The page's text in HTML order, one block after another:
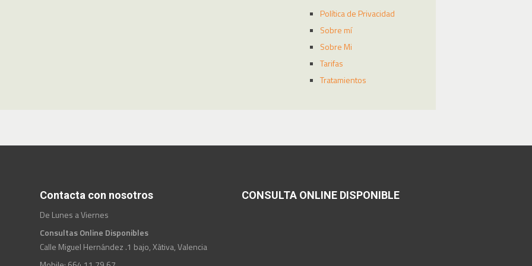
Política de Privacidad
Sobre mí
Sobre Mi
Tarifas
Tratamientos
Contacta con nosotros
De Lunes a Viernes
Consultas Online Disponibles
Calle Miguel Hernández .1 bajo, Xàtiva, Valencia
CONSULTA ONLINE DISPONIBLE